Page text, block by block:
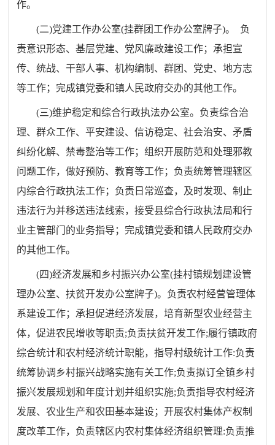
作。
(二)党建工作办公室(挂群团工作办公室牌子)。 负
责意识形态、基层党建、党风廉政建设工作； 承担宣
传、统战、干部人事、机构编制、群团、党史、地方志
等工作；完成镇党委和镇人民政府交办的其他工作。
(三)维护稳定和综合行政执法办公室。负责综合治
理、群众工作、平安建设、信访稳定、社会治安、矛盾
纠纷化解、禁毒整治等工作；组织开展防范和处理邪教
问题工作，做好预防、教育等工作； 负责统筹管理辖区
内综合行政执法工作； 负责日常巡查，及时发现、制止
违法行为并移送违法线索，接受县综合行政执法局和行
业主管部门的业务指导；完成镇党委和镇人民政府交办
的其他工作。
(四)经济发展和乡村振兴办公室(挂村镇规划建设管
理办公室、扶贫开发办公室牌子)。负责农村经营管理体
系建设工作；承担促进经济发展，培育新型农业经营主
体，促进农民增收等职责;负责扶贫开发工作;履行镇政府
综合统计和农村经济统计职能，指导村级统计工作:负责
统筹协调乡村振兴战略实施有关工作;负责拟订全镇乡村
振兴发展规划和年度计划并组织实施;负责指导农村经济
发展、农业生产和农田基本建设；开展农村集体产权制
度改革工作，负责辖区内农村集体经济组织管理:负责推